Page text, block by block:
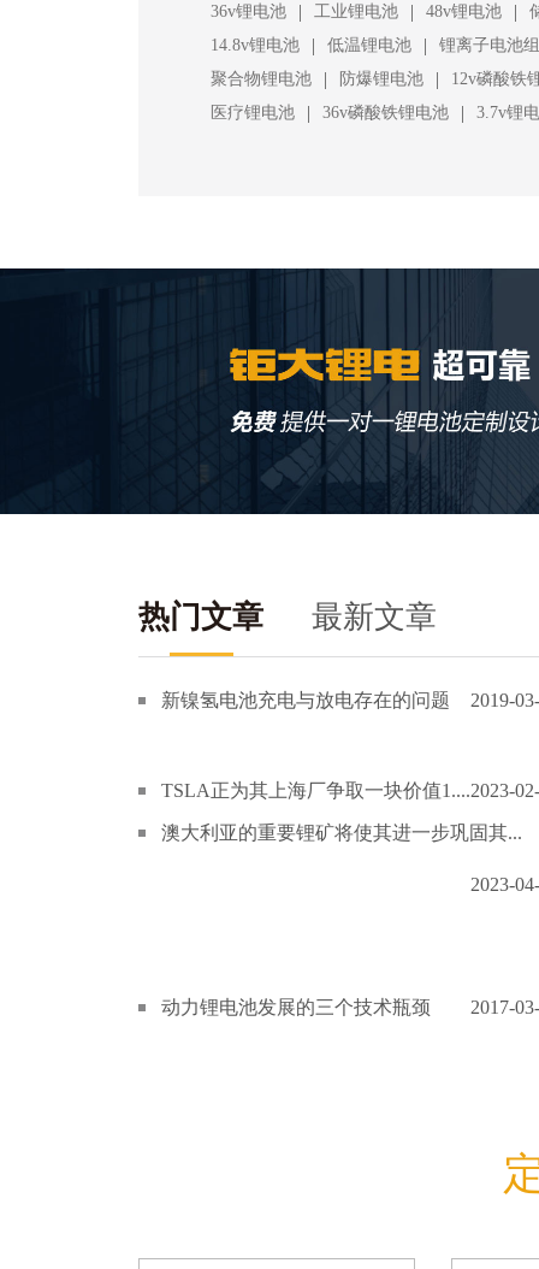
36v锂电池 | 工业锂电池 | 48v锂电池 |
14.8v锂电池
| 低温锂电池 |
锂离子电池组
聚合物锂电池
| 防爆锂电池 |
12v磷酸铁
医疗锂电池
| 36v磷酸铁锂电池 | 3.7v锂
热门文章 最新文章
新镍氢电池充电与放电存在的问题 2019-
TSLA正为其上海厂争取一块价值1....2023-
澳大利亚的重要锂矿将使其进一步巩固其...
2023-
动力锂电池发展的三个技术瓶颈 2017-